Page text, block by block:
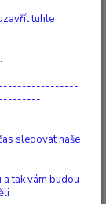
tuhle
sledovat naše
tak vám budou